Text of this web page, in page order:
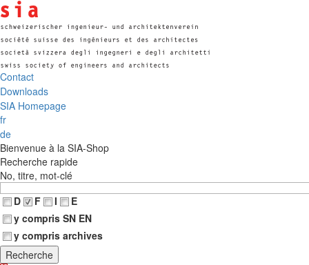
Contact
Downloads
SIA Homepage
fr
de
Bienvenue à la SIA-Shop
Recherche rapide
No, titre, mot-clé
D
F I
E
y compris SN EN
y compris archives